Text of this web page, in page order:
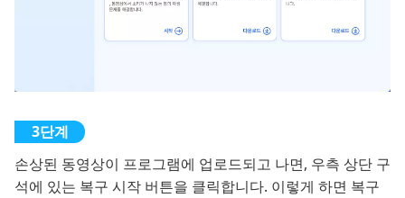
손상된 동영상이 프로그램에 업로드되고 나면, 우측 상단 구
석에 있는 복구 시작 버튼을 클릭합니다. 이렇게 하면 복구